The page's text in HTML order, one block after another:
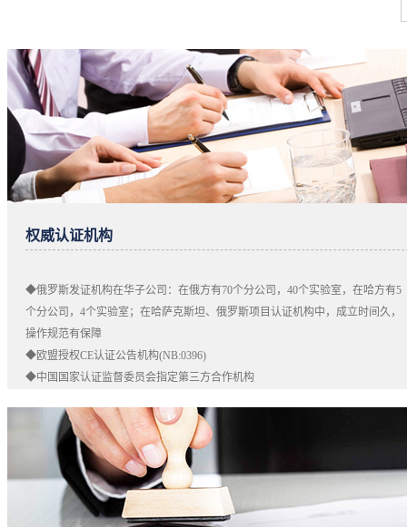
权威认证机构
◆俄罗斯发证机构在华子公司：在俄方有70个分公司，40个实验室，在哈方有5
个分公司，4个实验室；在哈萨克斯坦、俄罗斯项目认证机构中，成立时间久，
操作规范有保障
◆欧盟授权CE认证公告机构(NB:0396)
◆中国国家认证监督委员会指定第三方合作机构